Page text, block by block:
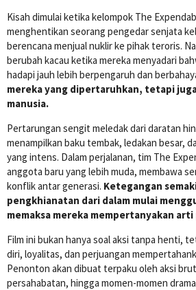
Kisah dimulai ketika kelompok The
menghentikan seorang pengedar senjata
berencana menjual nuklir ke pihak teroris.
berubah kacau ketika mereka menyadari
hadapi jauh lebih berpengaruh dan
mereka yang dipertaruhkan, tetapi
manusia.
Pertarungan sengit meledak dari daratan
menampilkan baku tembak, ledakan besar,
yang intens. Dalam perjalanan, tim The
anggota baru yang lebih muda, membawa
konflik antar generasi. Ketegangan
pengkhianatan dari dalam mulai
memaksa mereka mempertanyakan
Film ini bukan hanya soal aksi tanpa henti,
diri, loyalitas, dan perjuangan
Penonton akan dibuat terpaku oleh aksi
persahabatan, hingga momen-momen